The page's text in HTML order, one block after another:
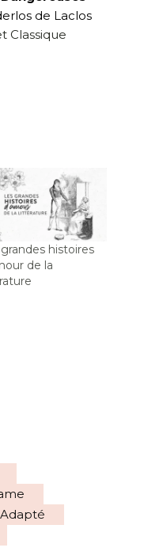
de Laclos
Classique
histoires
de la